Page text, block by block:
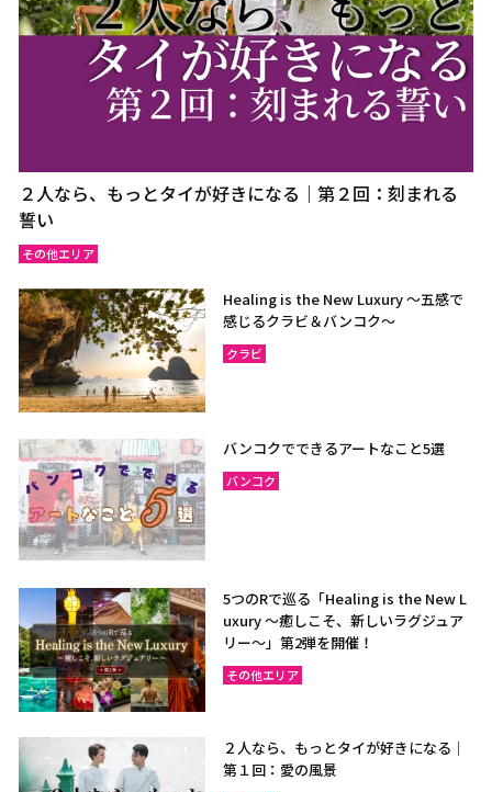
２人なら、もっとタイが好きになる｜第２回：刻まれる
誓い
その他エリア
Healing is the New Luxury ～五感で
感じるクラビ＆バンコク～
クラビ
バンコクでできるアートなこと5選
バンコク
5つのRで巡る「Healing is the New L
uxury ～癒しこそ、新しいラグジュア
リー〜」第2弾を開催！
その他エリア
２人なら、もっとタイが好きになる｜
第１回：愛の風景